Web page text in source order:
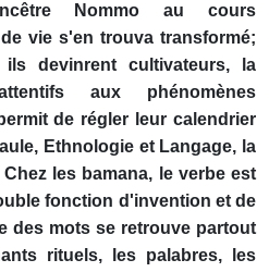
Nommo au cours
vie s'en trouva transformé;
devinrent cultivateurs, la
aux phénomènes
de régler leur calendrier
Ethnologie et Langage, la
les bamana, le verbe est
fonction d'invention et de
des mots se retrouve partout
rituels, les palabres, les